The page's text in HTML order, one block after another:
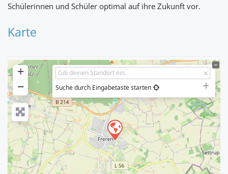
Schülerinnen und Schüler optimal auf ihre Zukunft vor.
Karte
+
−
Suche durch Eingabetaste starten